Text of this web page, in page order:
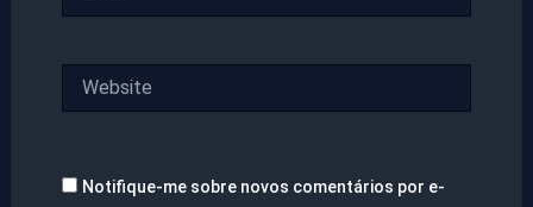
Notifique-me sobre novos comentários por e-